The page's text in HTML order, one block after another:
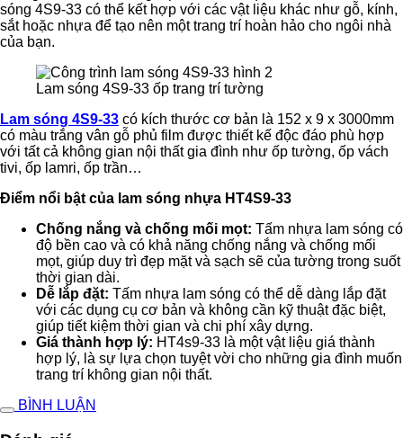
sóng 4S9-33 có thể kết hợp với các vật liệu khác như gỗ, kính,
sắt hoặc nhựa để tạo nên một trang trí hoàn hảo cho ngôi nhà
của bạn.
Lam sóng 4S9-33 ốp trang trí tường
Lam sóng 4S9-33 có kích thước cơ bản là 152 x 9 x 3000mm
có màu trắng vân gỗ phủ film được thiết kế độc đáo phù hợp
với tất cả không gian nội thất gia đình như ốp tường, ốp vách
tivi, ốp lamri, ốp trần…
Điểm nổi bật của lam sóng nhựa HT4S9-33
Chống nắng và chống mối mọt: Tấm nhựa lam sóng có
độ bền cao và có khả năng chống nắng và chống mối
mọt, giúp duy trì đẹp mặt và sạch sẽ của tường trong suốt
thời gian dài.
Dễ lắp đặt: Tấm nhựa lam sóng có thể dễ dàng lắp đặt
với các dụng cụ cơ bản và không cần kỹ thuật đặc biệt,
giúp tiết kiệm thời gian và chi phí xây dựng.
Giá thành hợp lý: HT4s9-33 là một vật liệu giá thành
hợp lý, là sự lựa chọn tuyệt vời cho những gia đình muốn
trang trí không gian nội thất.
BÌNH LUẬN